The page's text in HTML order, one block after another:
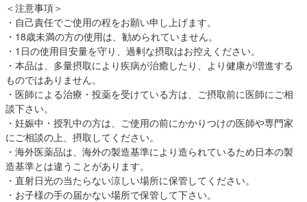
＜注意事項＞
・自己責任でご使用の程をお願い申し上げます。
・18歳未満の方の使用は、勧められていません。
・1日の使用目安量を守り、過剰な摂取はお控えください。
・本品は、多量摂取により疾病が治癒したり、より健康が増進する
ものではありません。
・医師による治療・投薬を受けている方は、ご摂取前に医師にご相
談下さい。
・妊娠中・授乳中の方は、ご使用の前にかかりつけの医師や専門家
にご相談の上、摂取してください。
・海外医薬品は、海外の製造基準により造られているため日本の製
造基準とは違うことがあります。
・直射日光の当たらない涼しい場所に保管してください。
・お子様の手の届かない場所で保管して下さい。